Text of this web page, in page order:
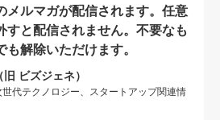
メルマガが配信されます。任意
すと配信されません。不要なも
解除いただけます。
ビズジェネ）
代テクノロジー、スタートアップ関連情